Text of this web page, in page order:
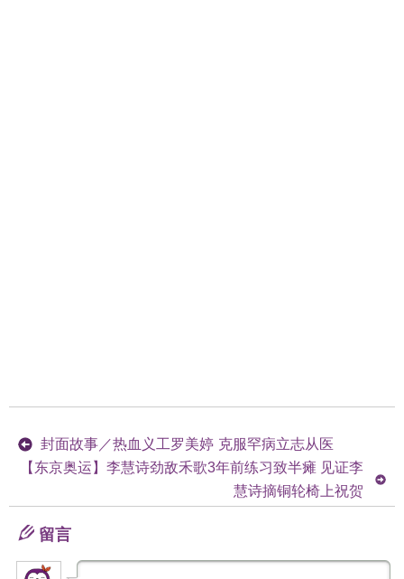
封面故事／热血义工罗美婷 克服罕病立志从医
【东京奥运】李慧诗劲敌禾歌3年前练习致半瘫 见证李
慧诗摘铜轮椅上祝贺
留言